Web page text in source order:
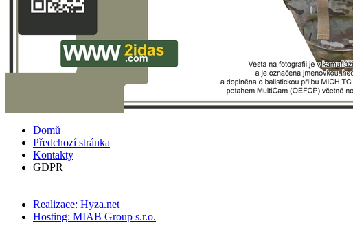
Domů
Předchozí stránka
Kontakty
GDPR
Realizace: Hyza.net
Hosting: MIAB Group s.r.o.